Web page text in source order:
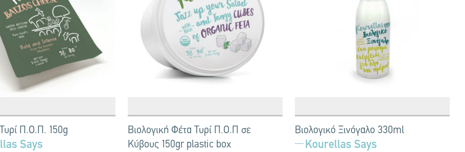
Π.Ο.Π. 150g
Says
Βιολογική Φέτα Τυρί Π.Ο.Π σε
Κύβους 150gr plastic box
Βιολογικό Ξινόγαλο 330ml
Kourellas Says